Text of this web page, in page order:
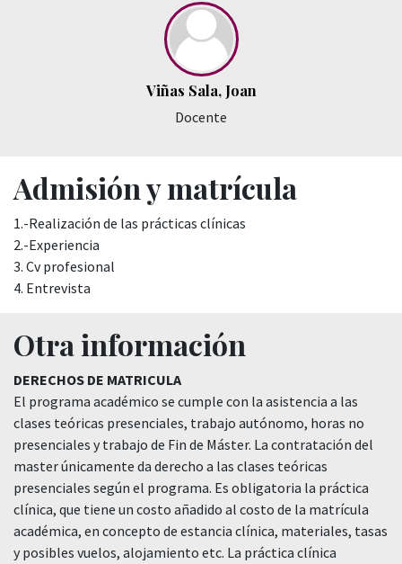
Viñas Sala, Joan
Docente
Admisión y matrícula
1.-Realización de las prácticas clínicas
2.-Experiencia
3. Cv profesional
4. Entrevista
Otra información
DERECHOS DE MATRICULA
El programa académico se cumple con la asistencia a las
clases teóricas presenciales, trabajo autónomo, horas no
presenciales y trabajo de Fin de Máster. La contratación del
master únicamente da derecho a las clases teóricas
presenciales según el programa. Es obligatoria la práctica
clínica, que tiene un costo añadido al costo de la matrícula
académica, en concepto de estancia clínica, materiales, tasas
y posibles vuelos, alojamiento etc. La práctica clínica